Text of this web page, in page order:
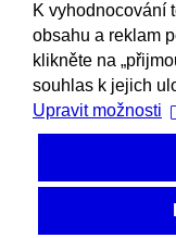
K vyhodnocování
obsahu a reklam
klikněte na
souhlas k jejich
Upravit možnosti